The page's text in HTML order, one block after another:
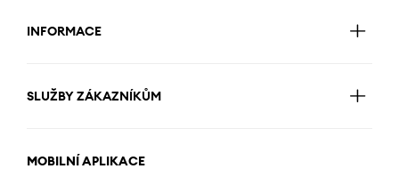
INFORMACE
SLUŽBY ZÁKAZNÍKŮM
MOBILNÍ APLIKACE